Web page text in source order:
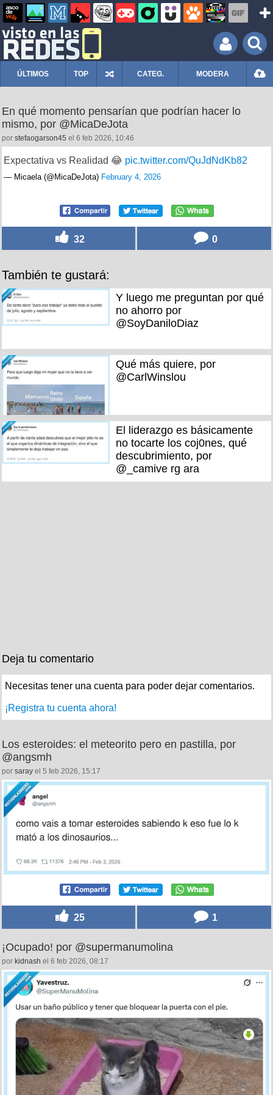
ÚLTIMOS TOP CATEG. MODERA
En qué momento pensarían que podrían hacer lo
mismo, por @MicaDeJota
por stefaogarson45 el 6 feb 2026, 10:46
Expectativa vs Realidad 😂 pic.twitter.com/QuJdNdKb82
— Micaela (@MicaDeJota) February 4, 2026
32 0
También te gustará:
Y luego me preguntan por qué
no ahorro por
@SoyDaniloDiaz
Qué más quiere, por
@CarlWinslou
El liderazgo es básicamente
no tocarte los coj0nes, qué
descubrimiento, por
@_camive rg ara
Deja tu comentario
Necesitas tener una cuenta para poder dejar comentarios.
¡Registra tu cuenta ahora!
Los esteroides: el meteorito pero en pastilla, por
@angsmh
por saray el 5 feb 2026, 15:17
25 1
¡Ocupado! por @supermanumolina
por kidnash el 6 feb 2026, 08:17